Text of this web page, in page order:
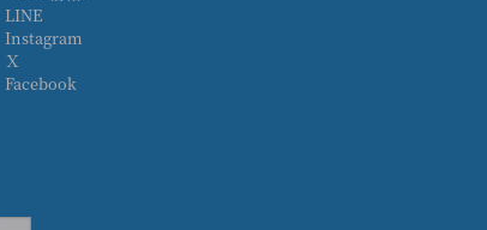
LINE
Instagram
Ｘ
Facebook